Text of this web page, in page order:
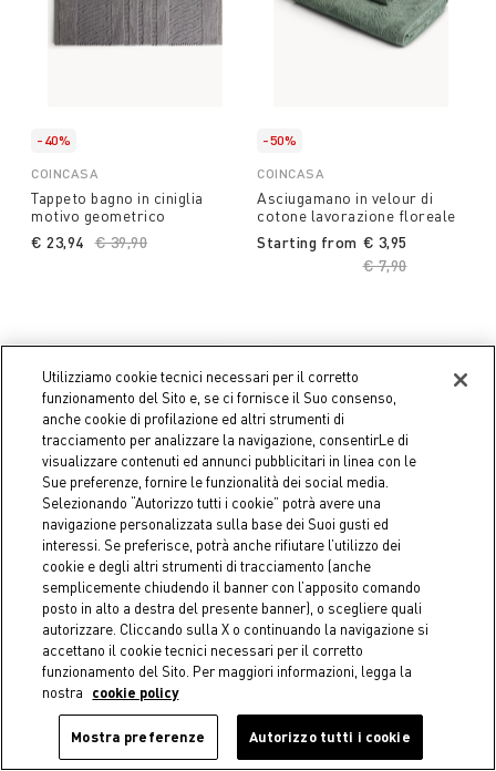
-40%
COINCASA
Tappeto bagno in ciniglia
motivo geometrico
Price reduced from
€ 39,90
€ 23,94
-50%
COINCASA
Asciugamano in velour di
cotone lavorazione floreale
Starting from
Price reduced
€ 7,90to
€ 3,95
-50%
COINCASA
Cuscino in velluto con fascia
bicolor - Prezzo di lancio
Price reduced from
€ 39,90to
€ 19,95
-50%
Runner in puro cotone con
stampa romantica con
applicazione pizzo
Utilizziamo cookie tecnici necessari per il corretto
funzionamento del Sito e, se ci fornisce il Suo consenso,
anche cookie di profilazione ed altri strumenti di
tracciamento per analizzare la navigazione, consentirLe di
visualizzare contenuti ed annunci pubblicitari in linea con le
Sue preferenze, fornire le funzionalità dei social media.
Selezionando “Autorizzo tutti i cookie” potrà avere una
navigazione personalizzata sulla base dei Suoi gusti ed
interessi. Se preferisce, potrà anche rifiutare l’utilizzo dei
cookie e degli altri strumenti di tracciamento (anche
semplicemente chiudendo il banner con l’apposito comando
posto in alto a destra del presente banner), o scegliere quali
autorizzare. Cliccando sulla X o continuando la navigazione si
accettano il cookie tecnici necessari per il corretto
funzionamento del Sito. Per maggiori informazioni, legga la
nostra
cookie policy
Mostra preferenze Autorizzo tutti i cookie